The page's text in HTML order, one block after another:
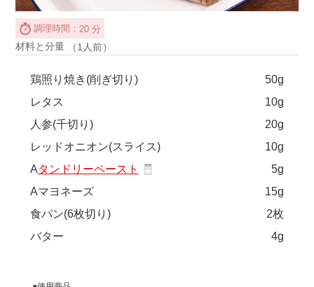
調理時間： 20 分
材料と分量 （1人前）
鶏照り焼き(削ぎ切り)
50g
レタス
10g
人参(千切り)
20g
レッドオニオン(スライス)
10g
Aタンドリーペースト
5g
Aマヨネーズ
15g
食パン(6枚切り)
2枚
バター
4g